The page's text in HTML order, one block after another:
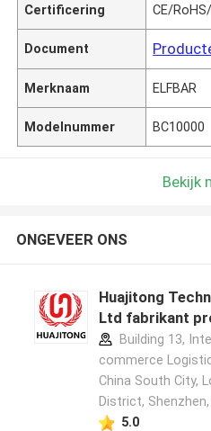
Certificering CE/
Document
Merknaam ELFBAR
Modelnummer BC10000
Bekijk
ONGEVEER ONS
Huajitong
Ltd fabrikant
Building 13,
commerce
China South City,
District, Shenzhen,
5.0